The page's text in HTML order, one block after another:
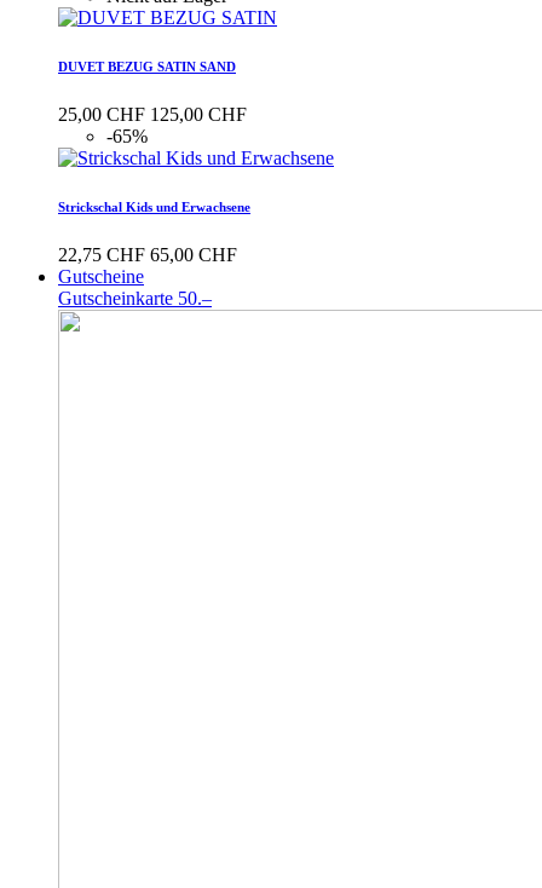
DUVET BEZUG SATIN SAND
25,00 CHF 125,00 CHF
-65%
Strickschal Kids und Erwachsene
22,75 CHF 65,00 CHF
Gutscheine
Gutscheinkarte 50.–